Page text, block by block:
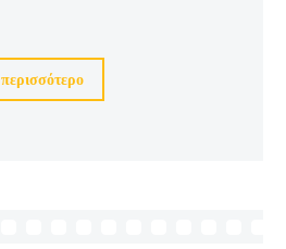
περισσότερο